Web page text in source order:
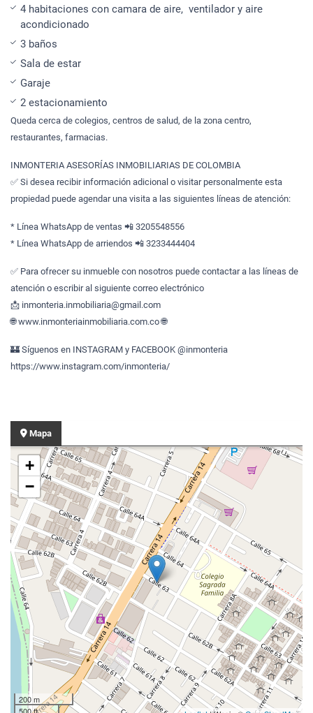
4 habitaciones con camara de aire, ventilador y aire
acondicionado
3 baños
Sala de estar
Garaje
2 estacionamiento
Queda cerca de colegios, centros de salud, de la zona centro,
restaurantes, farmacias.
INMONTERIA ASESORÍAS INMOBILIARIAS DE COLOMBIA
✅ Si desea recibir información adicional o visitar personalmente esta
propiedad puede agendar una visita a las siguientes líneas de atención:
* Línea WhatsApp de ventas 📲 3205548556
* Línea WhatsApp de arriendos 📲 3233444404
✅ Para ofrecer su inmueble con nosotros puede contactar a las líneas de
atención o escribir al siguiente correo electrónico
📩 inmonteria.inmobiliaria@gmail.com
🌐 www.inmonteriainmobiliaria.com.co 🌐
🏰 Síguenos en INSTAGRAM y FACEBOOK @inmonteria
https://www.instagram.com/inmonteria/
Mapa
+
−
200 m
500 ft